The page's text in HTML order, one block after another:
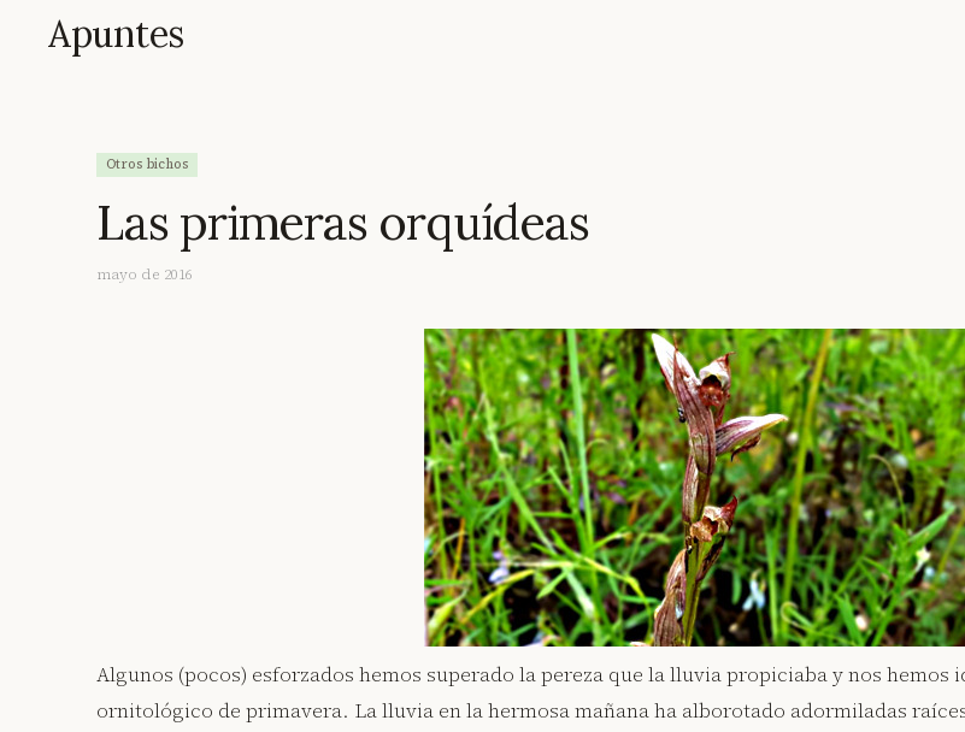
Apuntes
Otros bichos
Las primeras orquídeas
mayo de 2016
Algunos (pocos) esforzados hemos superado la pereza que la lluvia propiciaba y nos hemos
ornitológico de primavera. La lluvia en la hermosa mañana ha alborotado adormiladas